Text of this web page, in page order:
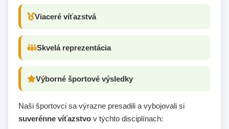
Viaceré víťazstvá
Skvelá reprezentácia
Výborné športové výsledky
Naši športovci sa výrazne presadili a vybojovali si
suverénne víťazstvo v týchto disciplínach: